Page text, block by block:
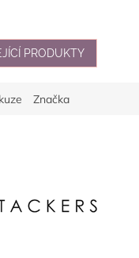
PRODUKTY
Značka